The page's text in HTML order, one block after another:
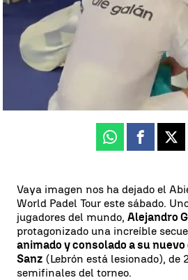
Juan Manuel M. Lardón
17 de junio de
Whatsapp
Facebook
X
Vaya imagen nos ha dejado el
World Padel Tour este sábado.
jugadores del mundo, Alejandro
protagonizado una increíble
animado y consolado a su
Sanz (Lebrón está lesionado), de
semifinales del torneo.